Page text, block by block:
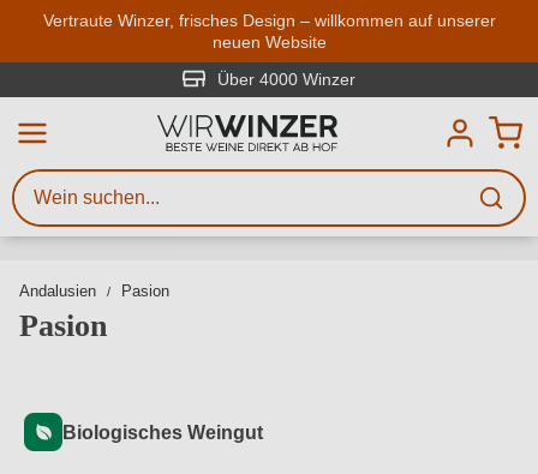
Zum Hauptinhalt springen
Vertraute Winzer, frisches Design – willkommen auf unserer
neuen Website
Über 4000 Winzer
Andalusien Pasion
Pasion
Biologisches Weingut
Weinsuche
Mindestens 3 Zeichen eingeben
Beschreiben Sie, welchen Wein
Sie suchen – ob nach Geschmack,